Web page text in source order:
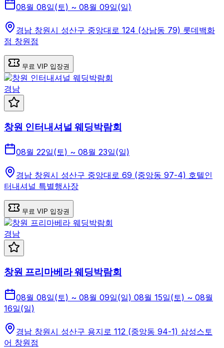
08월 08일(토) ~ 08월 09일(일)
경남 창원시 성산구 중앙대로 124 (상남동 79) 롯데백화
점 창원점
무료 VIP 입장권
경남
창원 인터내셔널 웨딩박람회
08월 22일(토) ~ 08월 23일(일)
경남 창원시 성산구 중앙대로 69 (중앙동 97-4) 호텔인
터내셔널 특별행사장
무료 VIP 입장권
경남
창원 프리마베라 웨딩박람회
08월 08일(토) ~ 08월 09일(일) 08월 15일(토) ~ 08월
16일(일)
경남 창원시 성산구 용지로 112 (중앙동 94-1) 삼성스토
어 창원점